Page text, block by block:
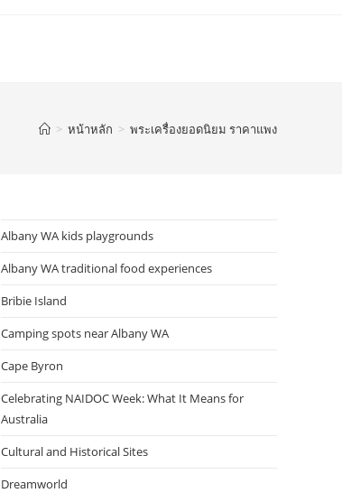
> หน้าหลัก > พระเครื่องยอดนิยม ราคาแพง
Albany WA kids playgrounds
Albany WA traditional food experiences
Bribie Island
Camping spots near Albany WA
Cape Byron
Celebrating NAIDOC Week: What It Means for
Australia
Cultural and Historical Sites
Dreamworld